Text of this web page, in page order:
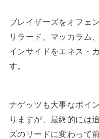
ブレイザーズをオフェ
リラード、マッカラム
インサイドをエネス・
す。
ナゲッツも大事なポイ
りますが、最終的には
ズのリードに変わって